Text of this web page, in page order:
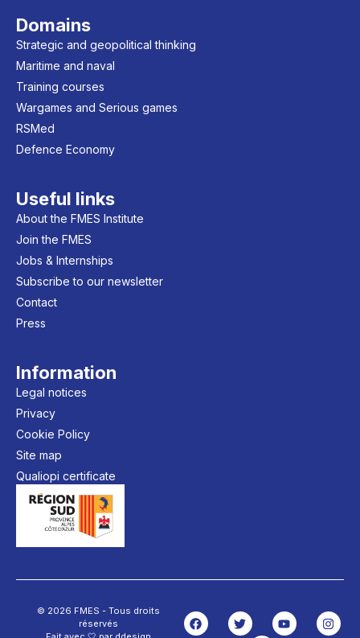
Domains
Strategic and geopolitical thinking
Maritime and naval
Training courses
Wargames and Serious games
RSMed
Defence Economy
Useful links
About the FMES Institute
Join the FMES
Jobs & Internships
Subscribe to our newsletter
Contact
Press
Information
Legal notices
Privacy
Cookie Policy
Site map
Qualiopi certificate
© 2026 FMES - Tous droits
réservés